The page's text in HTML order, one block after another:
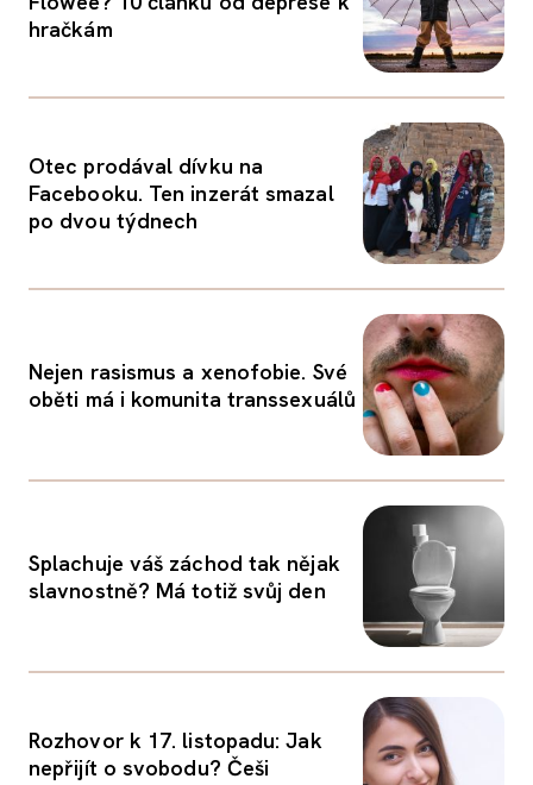
hračkám
Otec prodával dívku na
Facebooku. Ten inzerát smazal
po dvou týdnech
Nejen rasismus a xenofobie. Své
oběti má i komunita transsexuálů
Splachuje váš záchod tak nějak
slavnostně? Má totiž svůj den
Rozhovor k 17. listopadu: Jak
nepřijít o svobodu? Češi